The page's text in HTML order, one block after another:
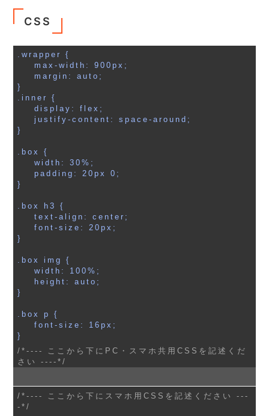
CSS
.wrapper {
}
.inner {
}
.box {
}
.box h3 {
}
.box img {
}
.box p {
}
/*---- ここから下にPC・スマホ共用CSSを記述くだ
さい ----*/
/*---- ここから下にスマホ用CSSを記述ください ---
-*/